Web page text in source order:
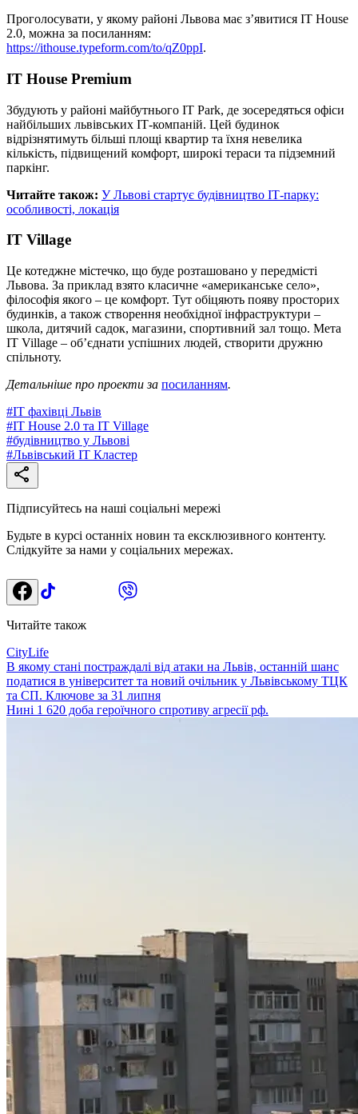
Проголосувати, у якому районі Львова має з’явитися IT House
2.0, можна за посиланням:
https://ithouse.typeform.com/to/qZ0ppI.
IT House Premium
Збудують у районі майбутнього IT Park, де зосередяться офіси
найбільших львівських ІТ-компаній. Цей будинок
відрізнятимуть більші площі квартир та їхня невелика
кількість, підвищений комфорт, широкі тераси та підземний
паркінг.
Читайте також: У Львові стартує будівництво ІТ-парку:
особливості, локація
IT Village
Це котеджне містечко, що буде розташовано у передмісті
Львова. За приклад взято класичне «американське село»,
філософія якого – це комфорт. Тут обіцяють появу просторих
будинків, а також створення необхідної інфраструктури –
школа, дитячий садок, магазини, спортивний зал тощо. Мета
IT Village – об’єднати успішних людей, створити дружню
спільноту.
Детальніше про проекти за посиланням.
#ІТ фахівці Львів
#IT House 2.0 та IT Village
#будівництво у Львові
#Львівський ІТ Кластер
Підписуйтесь на наші соціальні мережі
Будьте в курсі останніх новин та ексклюзивного контенту.
Слідкуйте за нами у соціальних мережах.
Читайте також
CityLife
В якому стані постраждалі від атаки на Львів, останній шанс
податися в університет та новий очільник у Львівському ТЦК
та СП. Ключове за 31 липня
Нині 1 620 доба героїчного спротиву агресії рф.